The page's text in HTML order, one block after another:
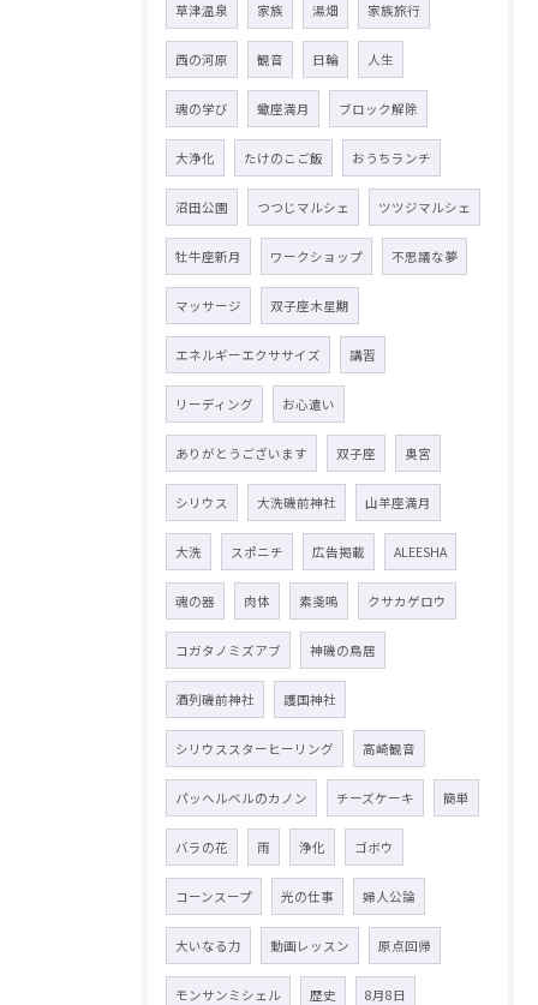
草津温泉 家族 湯畑 家族旅行
西の河原 観音 日輪 人生
魂の学び 蠍座満月 ブロック解除
大浄化 たけのこご飯 おうちランチ
沼田公園 つつじマルシェ ツツジマルシェ
牡牛座新月 ワークショップ 不思議な夢
マッサージ 双子座木星期
エネルギーエクササイズ 講習
リーディング お心遣い
ありがとうございます 双子座 奥宮
シリウス 大洗磯前神社 山羊座満月
大洗 スポニチ 広告掲載 ALEESHA
魂の器 肉体 素戔嗚 クサカゲロウ
コガタノミズアブ 神磯の鳥居
酒列磯前神社 護国神社
シリウススターヒーリング 高崎観音
パッヘルベルのカノン チーズケーキ 簡単
バラの花 雨 浄化 ゴボウ
コーンスープ 光の仕事 婦人公論
大いなる力 動画レッスン 原点回帰
モンサンミシェル 歴史 8月8日